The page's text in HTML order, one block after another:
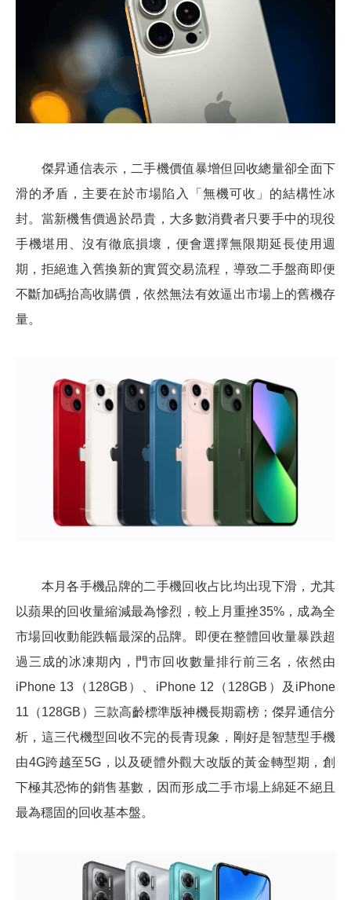
傑昇通信表示，二手機價值暴增但回收總量卻全面下
滑的矛盾，主要在於市場陷入「無機可收」的結構性冰
封。當新機售價過於昂貴，大多數消費者只要手中的現役
手機堪用、沒有徹底損壞，便會選擇無限期延長使用週
期，拒絕進入舊換新的實質交易流程，導致二手盤商即便
不斷加碼抬高收購價，依然無法有效逼出市場上的舊機存
量。
本月各手機品牌的二手機回收占比均出現下滑，尤其
以蘋果的回收量縮減最為慘烈，較上月重挫35%，成為全
市場回收動能跌幅最深的品牌。即便在整體回收量暴跌超
過三成的冰凍期內，門市回收數量排行前三名，依然由
iPhone 13（128GB）、iPhone 12（128GB）及iPhone
11（128GB）三款高齡標準版神機長期霸榜；傑昇通信分
析，這三代機型回收不完的長青現象，剛好是智慧型手機
由4G跨越至5G，以及硬體外觀大改版的黃金轉型期，創
下極其恐怖的銷售基數，因而形成二手市場上綿延不絕且
最為穩固的回收基本盤。